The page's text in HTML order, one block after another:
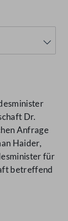
Dr.
Anfrage
Haider,
für
betreffend